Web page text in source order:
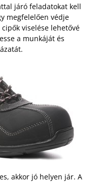
járó feladatokat kell
megfelelően védje
viselése lehetővé
a munkáját és
akkor jó helyen jár. A